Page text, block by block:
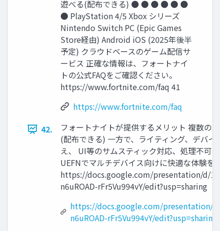
遊べる(配布できる) ● ● ● ● ● ●
● PlayStation 4/5 Xbox シリーズ
Nintendo Switch PC (Epic Games
Store経由) Android iOS (2025年後半
予定) クラウドベースのゲーム配信サ
ービス 正確な情報は、フォートナイ
トの公式FAQをご確認ください。
https://www.fortnite.com/faq 41
https://www.fortnite.com/faq
42.
フォートナイトが提供するメリット 複数の
(配布できる) 一方で、ライティング、デバ
え、 UI等のサムスティック対応、処理不可
UEFNでマルチデバイス向けに快適な体験を
https://docs.google.com/presentation/d/
n6uROAD-rFr5Vu994vY/edit?usp=sharing
https://docs.google.com/presentation/
n6uROAD-rFr5Vu994vY/edit?usp=sharing